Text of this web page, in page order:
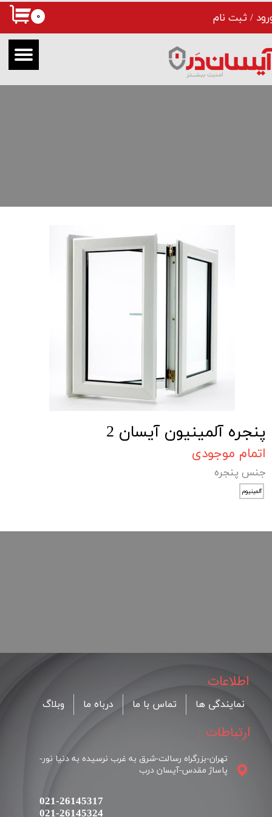
/ ثبت نام
حساب کاربری من
تغییر گذر واژه
سفارشات
۰
پنجره آلمینیون آیسان 2
اتمام موجودی
جنس پنجره
آلمینیوم
نمایندگی ها تماس با ما درباه ما وبلاگ
اطلاعات
ارتباطات :
تهران-بزرگراه رسالت-شرق به غرب نرسیده به دنیا نور-
پاساژ مقدس-آیسان درب
021-26145317
021-26145324